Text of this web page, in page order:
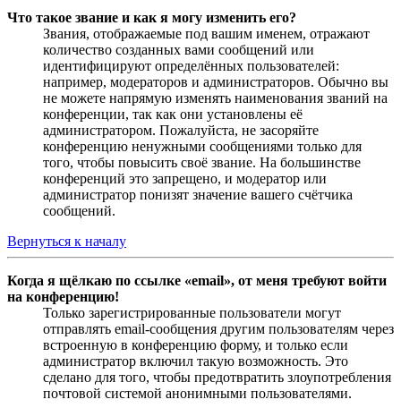
Что такое звание и как я могу изменить его?
Звания, отображаемые под вашим именем, отражают
количество созданных вами сообщений или
идентифицируют определённых пользователей:
например, модераторов и администраторов. Обычно вы
не можете напрямую изменять наименования званий на
конференции, так как они установлены её
администратором. Пожалуйста, не засоряйте
конференцию ненужными сообщениями только для
того, чтобы повысить своё звание. На большинстве
конференций это запрещено, и модератор или
администратор понизят значение вашего счётчика
сообщений.
Вернуться к началу
Когда я щёлкаю по ссылке «email», от меня требуют войти
на конференцию!
Только зарегистрированные пользователи могут
отправлять email-сообщения другим пользователям через
встроенную в конференцию форму, и только если
администратор включил такую возможность. Это
сделано для того, чтобы предотвратить злоупотребления
почтовой системой анонимными пользователями.